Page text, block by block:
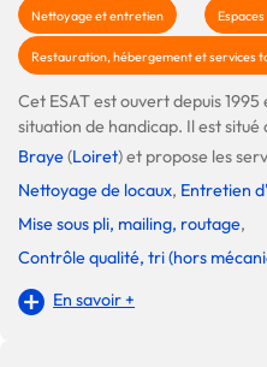
Nettoyage et entretien
Restauration, hébergement et services
Cet ESAT est ouvert depuis
situation de handicap. Il est situé
Braye(Loiret) et propose les
Nettoyage de locaux, Entretien
Mise sous pli, mailing, routage,
Contrôle qualité, tri (hors
En savoir +